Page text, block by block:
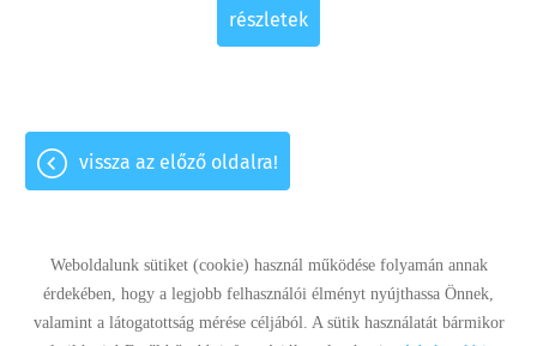
részletek
vissza az előző oldalra!
Panaszkezelés Adatkezelési tájékoztató Impresszum
Weboldalunk sütiket (cookie) használ működése folyamán annak
érdekében, hogy a legjobb felhasználói élményt nyújthassa Önnek,
valamint a látogatottság mérése céljából. A sütik használatát bármikor